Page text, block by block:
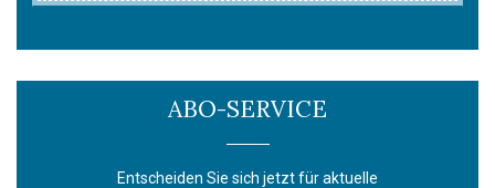
ABO-SERVICE
Entscheiden Sie sich jetzt für aktuelle